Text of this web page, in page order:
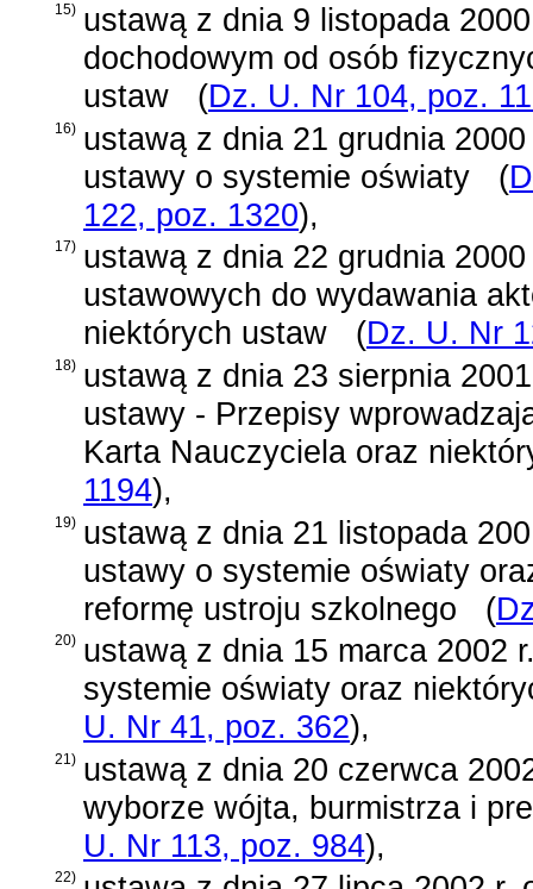
15) ustawą z dnia 9 listopada
dochodowym od osób
ustaw
(Dz. U. Nr 104, poz.
16) ustawą z dnia 21 grudnia
ustawy o systemie oświaty
(
122, poz. 1320),
17) ustawą z dnia 22 grudnia
ustawowych do wydawania
niektórych ustaw
(Dz. U. Nr
18) ustawą z dnia 23 sierpnia
ustawy - Przepisy
Karta Nauczyciela oraz
1194),
19) ustawą z dnia 21 listopada
ustawy o systemie oświaty
reformę ustroju szkolnego
(
20) ustawą z dnia 15 marca 2002
systemie oświaty oraz
U. Nr 41, poz. 362),
21) ustawą z dnia 20 czerwca
wyborze wójta, burmistrza i
U. Nr 113, poz. 984),
22)